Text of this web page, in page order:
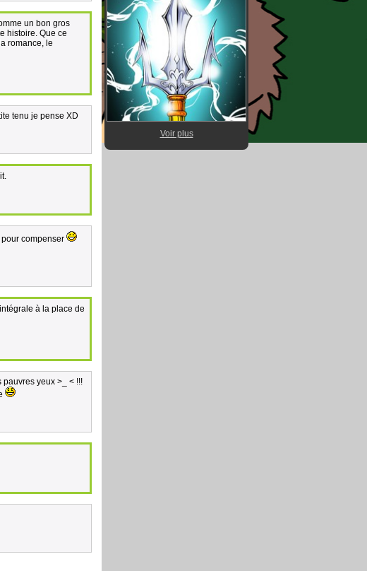
un bon gros
histoire. Que ce
romance, le
tenu je pense XD
compenser
à la place de
yeux >_ < !!!
Voir plus